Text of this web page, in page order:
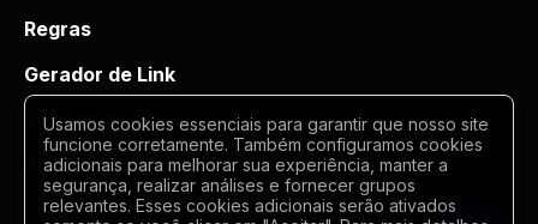
Regras
Gerador de Link
Termos de uso
Politica de privacidade
Usamos cookies essenciais para garantir que nosso site
funcione corretamente. Também configuramos cookies
adicionais para melhorar sua experiência, manter a
segurança, realizar análises e fornecer grupos
relevantes. Esses cookies adicionais serão ativados